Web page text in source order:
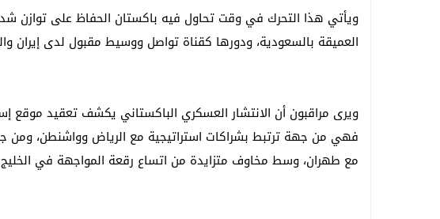
ويأتي هذا التحرك في وقت تحاول فيه باكستان الحفاظ على توازن
العميقة بالسعودية، ودورها كقناة تواصل ووسيط مقبول لدى إيران
ويرى مراقبون أن الانتشار العسكري الباكستاني يكشف تعقيد موقع
فهي من جهة ترتبط بشراكات استراتيجية مع الرياض وواشنطن،
مع طهران، وسط مخاوف متزايدة من اتساع رقعة المواجهة في